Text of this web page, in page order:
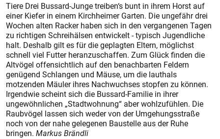
Tiere Drei Bussard-Junge treiben‘s bunt in ihrem Horst auf
einer Kiefer in einem Kirchheimer Garten. Die ungefähr drei
Wochen alten Racker haben sich in den vergangenen Tagen
zu richtigen Schreihälsen entwickelt - typisch Jugendliche
halt. Deshalb gilt es für die geplagten Eltern, möglichst
schnell viel Futter heranzuschaffen. Zum Glück finden die
Altvögel offensichtlich auf den benachbarten Feldern
genügend Schlangen und Mäuse, um die lauthals
motzenden Mäuler ihres Nachwuchses stopfen zu können.
Irgendwie scheint sich die Bussard-Familie in ihrer
ungewöhnlichen „Stadtwohnung“ aber wohlzufühlen. Die
Raubvögel lassen sich weder von der Umgehungsstraße
noch von der nahe gelegenen Baustelle aus der Ruhe
bringen. Markus Brändli